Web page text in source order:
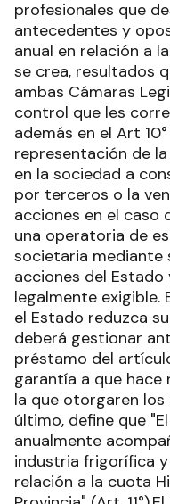
profesionales que
antecedentes y
anual en relación a
se crea, resultados
ambas Cámaras
control que les
además en el Art
representación de
en la sociedad a
por terceros o la
acciones en el caso
una operatoria de
societaria mediante
acciones del Estado
legalmente exigible.
el Estado reduzca
deberá gestionar
préstamo del
garantía a que
la que otorgaren los
último, define que
anualmente
industria frigorífica
relación a la cuota